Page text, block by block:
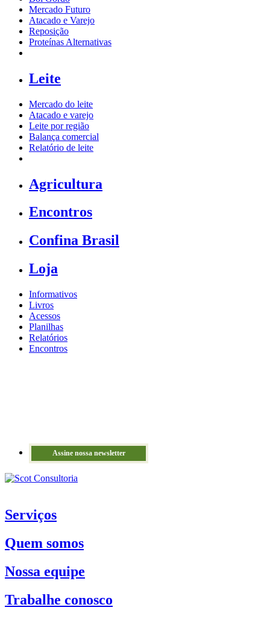
Mercado Futuro
Atacado e Varejo
Reposição
Proteínas Alternativas
Leite
Mercado do leite
Atacado e varejo
Leite por região
Balança comercial
Relatório de leite
Agricultura
Encontros
Confina Brasil
Loja
Informativos
Livros
Acessos
Planilhas
Relatórios
Encontros
Assine nossa newsletter
Serviços
Quem somos
Nossa equipe
Trabalhe conosco